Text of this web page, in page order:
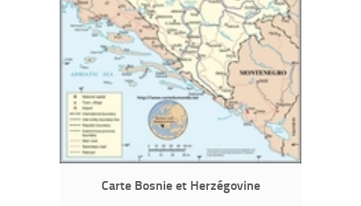
Carte Bosnie et Herzégovine